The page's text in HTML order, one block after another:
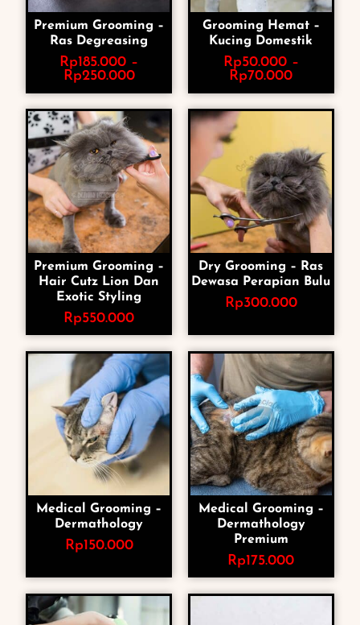
Premium Grooming –
Ras Degreasing
Rp185.000 –
Rp250.000
Grooming Hemat –
Kucing Domestik
Rp50.000 –
Rp70.000
Premium Grooming –
Hair Cutz Lion Dan
Exotic Styling
Rp550.000
Dry Grooming – Ras
Dewasa Perapian Bulu
Rp300.000
Medical Grooming –
Dermathology
Rp150.000
Medical Grooming –
Dermathology
Premium
Rp175.000